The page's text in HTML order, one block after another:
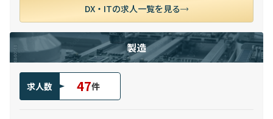
DX・ITの求人一覧を見る
製造
求人数 47件